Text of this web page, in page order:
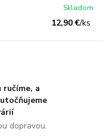
12,90 €/ks
Skladom
a
dopravou.